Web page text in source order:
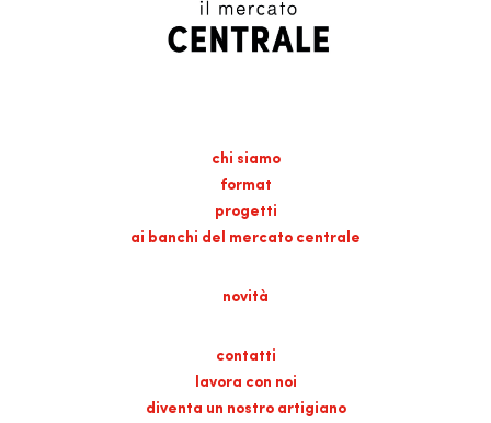
chi siamo
format
progetti
ai banchi del mercato centrale
novità
contatti
lavora con noi
diventa un nostro artigiano